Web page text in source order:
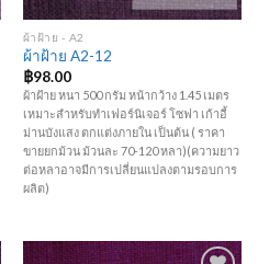
ผ้าฝ้าย - A2
ผ้าฝ้าย A2-12
฿98.00
ผ้าฝ้าย หนา 500 กรัม หน้ากว้าง 1.45 เมตร
เหมาะสำหรับทำเฟอร์นิเจอร์ โซฟา เก้าอี้
ม่านบังแสง ตกแต่งภายใน เป็นต้น ( ราคา
ขายยกม้วน ม้วนละ 70-120 หลา)(ความยาว
ต่อหลาอาจมีการเปลี่ยนแปลงตามรอบการ
ผลิต)